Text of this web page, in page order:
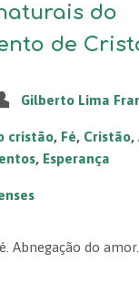
do
de Cristo
Gilberto Lima
cristão, Fé, Cristão,
, Esperança
Abnegação do